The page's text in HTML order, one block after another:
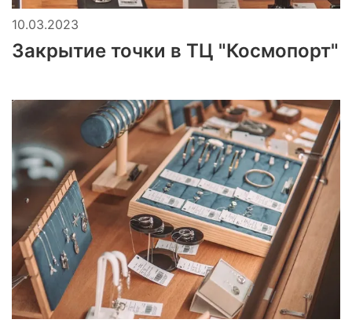
10.03.2023
Закрытие точки в ТЦ "Космопорт"